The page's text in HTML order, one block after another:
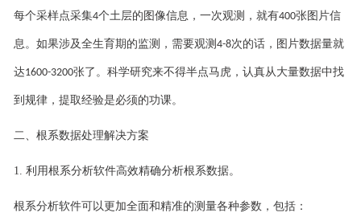
每个采样点采集4个土层的图像信息，一次观测，就有400张图片信
息。如果涉及全生育期的监测，需要观测 4-8次的话，图片数据量就
达1600-3200张了。科学研究来不得半点马虎，认真从大量数据中找
到规律，提取经验是必须的功课。
二、根系数据处理解决方案
1. 利用根系分析软件高效精确分析根系数据。
根系分析软件可以更加全面和精准的测量各种参数，包括：